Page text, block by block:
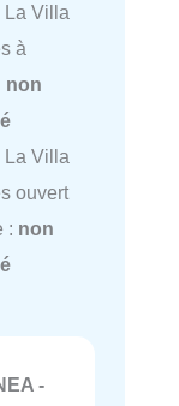
La Villa
à
non
La Villa
ouvert
: non
-